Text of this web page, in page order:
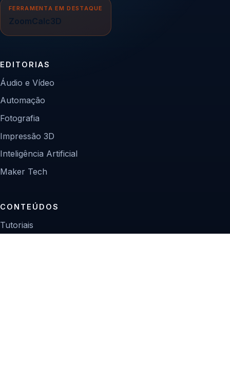
FERRAMENTA EM DESTAQUE
ZoomCalc3D
EDITORIAS
Áudio e Vídeo
Automação
Fotografia
Impressão 3D
Inteligência Artificial
Maker Tech
CONTEÚDOS
Tutoriais